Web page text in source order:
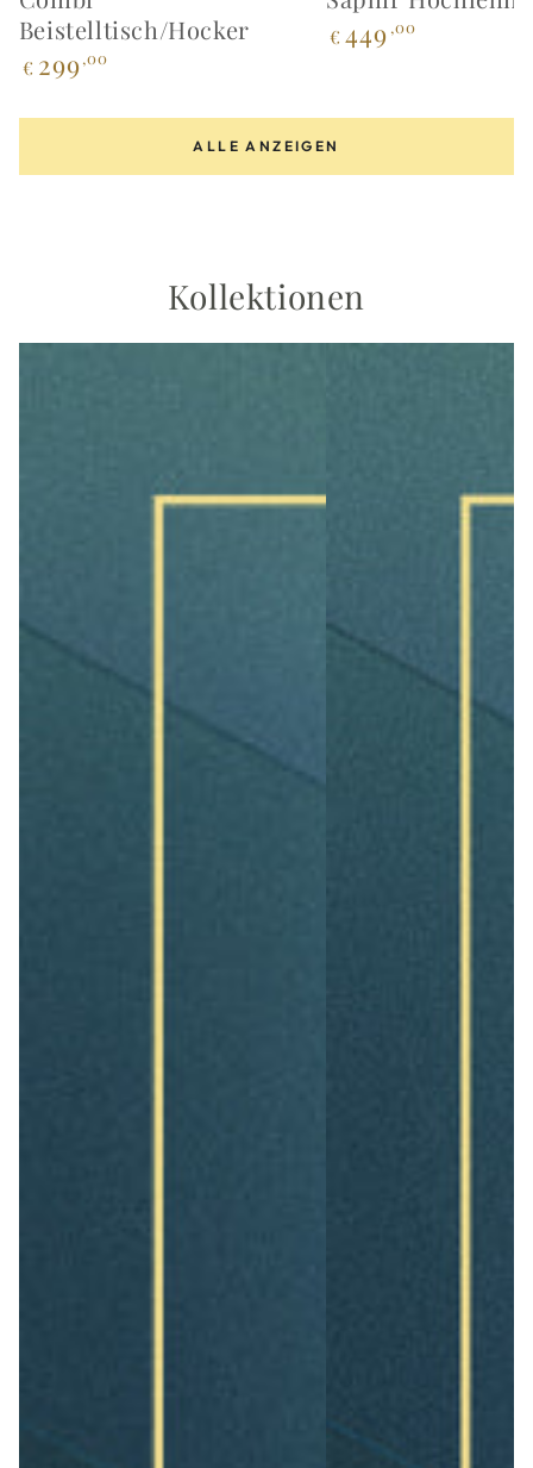
Beistelltisch/Hocker
Regulärer
Preis
€ 299,00
Regulärer
Preis
€ 449 ,00
ALLE ANZEIGEN
Kollektionen